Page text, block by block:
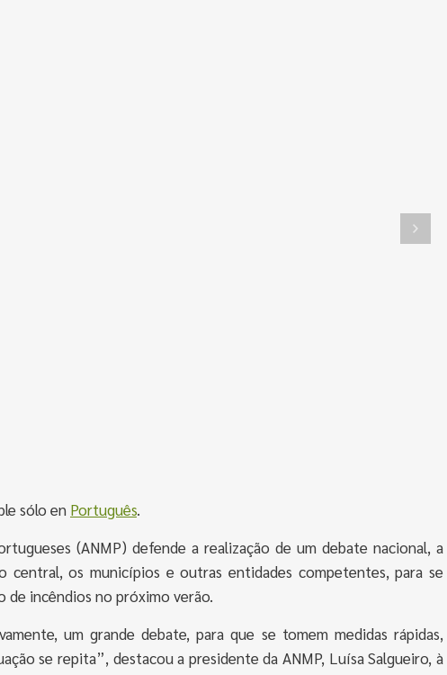
sólo en Português.
(ANMP) defende a realização de um debate nacional, a
os municípios e outras entidades competentes, para se
de incêndios no próximo verão.
um grande debate, para que se tomem medidas rápidas,
se repita”, destacou a presidente da ANMP, Luísa Salgueiro, à